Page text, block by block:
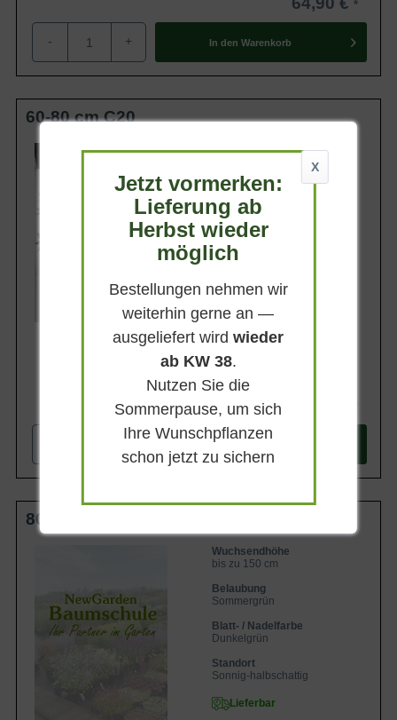
- + In den Warenkorb
60-80 cm C20
Wuchsendhöhe
Belaubung
Sommergrün
Blatt- / Nadelfarbe
Dunkelgrün
Standort
+ In den
80-100 cm C20
Wuchsendhöhe
bis zu 150 cm
Belaubung
Sommergrün
Blatt- / Nadelfarbe
Dunkelgrün
Standort
Sonnig-halbschattig
Lieferbar
X
Jetzt vormerken:
Lieferung ab
Herbst wieder
möglich
Bestellungen nehmen wir
weiterhin gerne an —
ausgeliefert wirdwieder
ab KW 38.
Nutzen Sie die
Sommerpause, um sich
Ihre Wunschpflanzen
schon jetzt zu sichern